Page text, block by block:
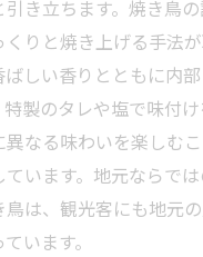
の旬の食材を取り入れ
を使ったヘルシーメニ
文化を反映した居酒屋
に広島の味わいを堪能
一緒に楽しむ広島の名物
き立ちます。焼き鳥
りと焼き上げる手法
しい香りとともに内
製のタレや塩で味付
なる味わいを楽しむ
います。地元ならで
は、観光客にも地元
います。